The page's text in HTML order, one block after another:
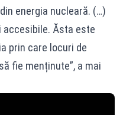
energia nucleară. (…)
accesibile. Ăsta este
prin care locuri de
fie menținute”, a mai